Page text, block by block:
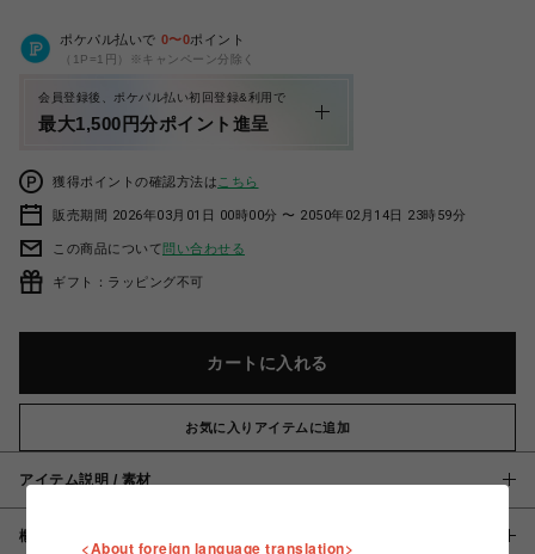
ポケパル払いで 0〜0ポイント
（1P=1円）※キャンペーン分除く
会員登録後、ポケパル払い初回登録&利用で
最大1,500円分ポイント進呈
獲得ポイントの確認方法は こちら
販売期間 2026年03月01日 00時00分 〜 2050年02月14日 23時59分
この商品について問い合わせる
ギフト：ラッピング不可
カートに入れる
お気に入りアイテムに追加
アイテム説明 / 素材
概要
<About foreign language translation>